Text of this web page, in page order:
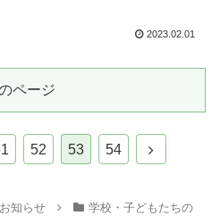
2023.02.01
ページ
52 53 54
お知らせ
学校・子どもたちの